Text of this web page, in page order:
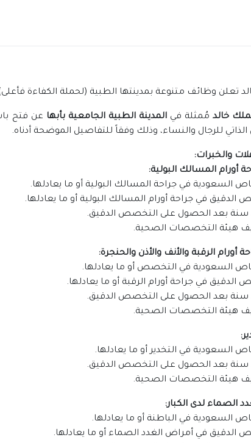
تعلن وظائف متنوعة بمدينتها الطبية (لحملة الكفاءة
خالد مُمثلة فيالمدينة الطبية الجامعية بأبها عن فتح
للرجال والنساء، وذلك وفقاً للتفاصيل الموضحة أدناه.
والخبرات:
السعودية في جراحة المسالك البولية أو ما يعادلها.
في جراحة أورام المسالك البولية أو ما يعادلها.
سنة بعد الحصول على التخصص الدقيق.
هيئة التخصصات الصحية.
السعودية في التخصص أو ما يعادلها.
في جراحة أورام الرقبة أو ما يعادلها.
سنة بعد الحصول على التخصص الدقيق.
هيئة التخصصات الصحية.
السعودية في التخدير أو ما يعادلها.
سنة بعد الحصول على التخصص الدقيق.
هيئة التخصصات الصحية.
السعودية في الباطنة أو ما يعادلها.
في أمراض الغدد الصماء أو ما يعادلها.